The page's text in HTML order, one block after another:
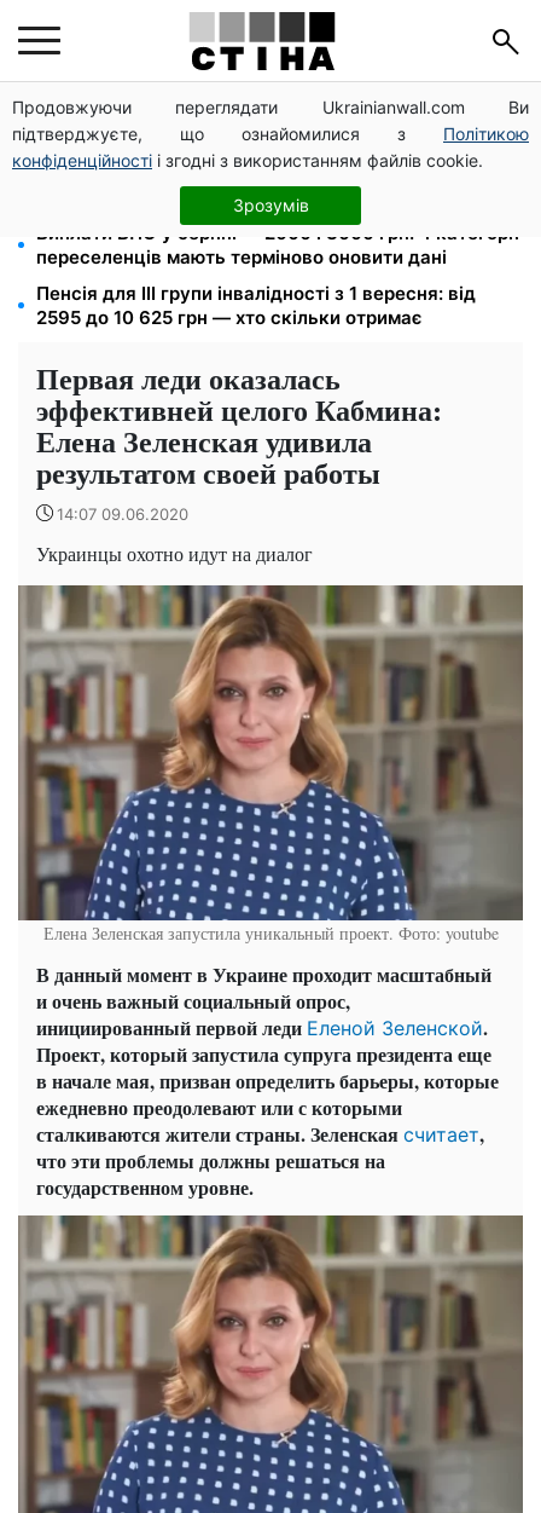
Продовжуючи переглядати Ukrainianwall.com Ви
підтверджуєте, що ознайомилися з Політикою
конфіденційності і згодні з використанням файлів cookie.
Зрозумів
172 940 грн захистять житло від арешту за
комуналку: з жовтня поріг — 432 тисячі
26 000 підписів — Зеленський доручив РНБО
позбавляти водіїв прав за систематичні порушення
Виплати ВПО у серпні — 2000 і 3000 грн: 4 категорії
переселенців мають терміново оновити дані
Пенсія для III групи інвалідності з 1 вересня: від
2595 до 10 625 грн — хто скільки отримає
Первая леди оказалась
эффективней целого Кабмина:
Елена Зеленская удивила
результатом своей работы
14:07 09.06.2020
Украинцы охотно идут на диалог
Елена Зеленская запустила уникальный проект. Фото: youtube
В данный момент в Украине проходит масштабный
и очень важный социальный опрос,
инициированный первой леди Еленой Зеленской.
Проект, который запустила супруга президента еще
в начале мая, призван определить барьеры, которые
ежедневно преодолевают или с которыми
сталкиваются жители страны. Зеленская считает,
что эти проблемы должны решаться на
государственном уровне.